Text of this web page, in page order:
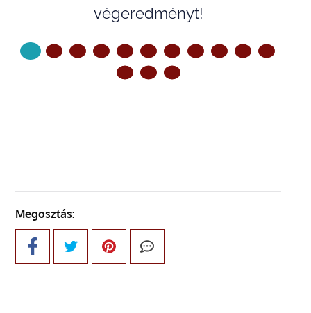
végeredményt!
Megosztás: